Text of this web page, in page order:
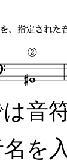
音
名を